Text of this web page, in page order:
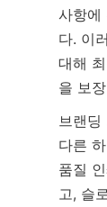
사항에
다. 이
대해
을 보
브랜
다른
품질
고, 슬